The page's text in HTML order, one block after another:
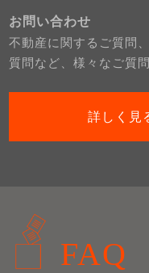
お問い合わせ
不動産に関するご質問
質問など、様々なご質
詳しく見
FAQ